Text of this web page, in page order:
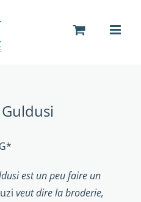
est un peu faire un
veut dire la broderie,